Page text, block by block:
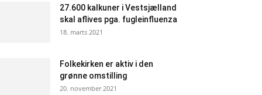
27.600 kalkuner i Vestsjælland
skal aflives pga. fugleinfluenza
18. marts 2021
Folkekirken er aktiv i den
grønne omstilling
20. november 2021